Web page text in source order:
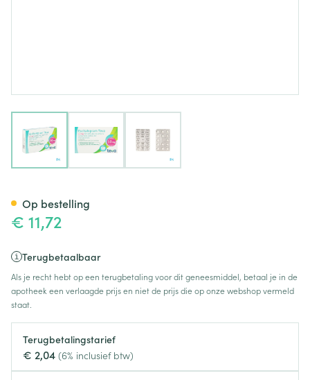
€ 11,72
Terugbetaalbaar
Als je recht hebt op een terugbetaling voor dit geneesmiddel, betaal je in de
apotheek een verlaagde prijs en niet de prijs die op onze webshop vermeld
staat.
Terugbetalingstarief
€ 2,04 (6% inclusief btw)
Op bestelling